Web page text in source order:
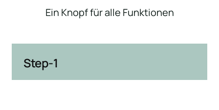
Ein Knopf für alle Funktionen
Step-1